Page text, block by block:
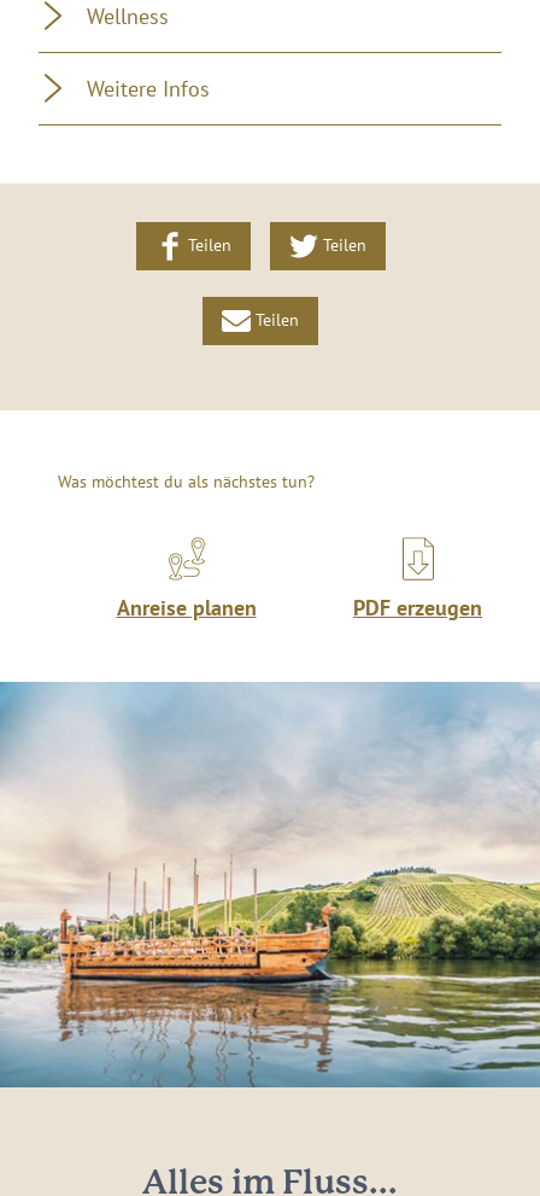
Wellness
Weitere Infos
Teilen Teilen
Teilen
Was möchtest du als nächstes tun?
Anreise planen PDF erzeugen
Alles im Fluss...